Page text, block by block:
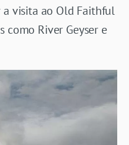
visita ao Old Faithful
como River Geyser e